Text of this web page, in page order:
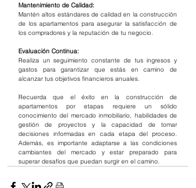
Mantenimiento de Calidad:
Mantén altos estándares de calidad en la construcción
de los apartamentos para asegurar la satisfacción de
los compradores y la reputación de tu negocio.
Evaluación Continua:
Realiza un seguimiento constante de tus ingresos y
gastos para garantizar que estás en camino de
alcanzar tus objetivos financieros anuales.
Recuerda que el éxito en la construcción de
apartamentos por etapas requiere un sólido
conocimiento del mercado inmobiliario, habilidades de
gestión de proyectos y la capacidad de tomar
decisiones informadas en cada etapa del proceso.
Además, es importante adaptarse a las condiciones
cambiantes del mercado y estar preparado para
superar desafíos que puedan surgir en el camino.